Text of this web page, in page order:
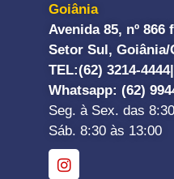
Goiânia
Avenida 85, nº 866 f
Setor Sul, Goiânia/
TEL:(62) 3214-4444|
Whatsapp: (62)
Seg. à Sex. das
Sáb. 8:30 às 13:00